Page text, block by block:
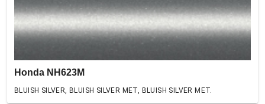
Honda NH623M
BLUISH SILVER, BLUISH SILVER MET, BLUISH SILVER MET.